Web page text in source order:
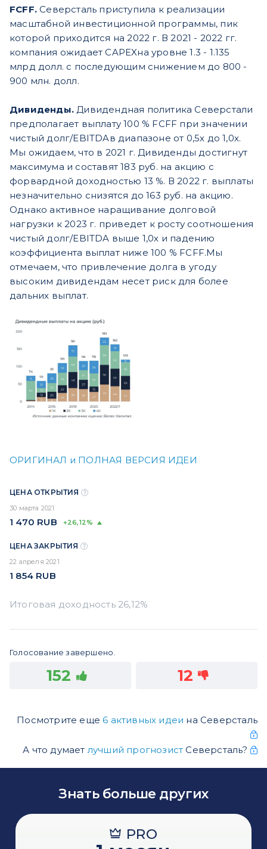
FCFF.Северсталь приступила к реализации
масштабной инвестиционной программы, пик
которой приходится на 2022 г. В 2021 - 2022 гг.
компания ожидает CAPEXна уровне 1.3 - 1.135
млрд долл. с последующим снижением до 800 -
900 млн. долл.
Дивиденды. Дивидендная политика Северстали
предполагает выплату 100 % FCFF при значении
чистый долг/EBITDAв диапазоне от 0,5х до 1,0х.
Мы ожидаем, что в 2021 г. Дивиденды достигнут
максимума и составят 183 руб. на акцию с
форвардной доходностью 13 %. В 2022 г. выплаты
незначительно снизятся до 163 руб. на акцию.
Однако активное наращивание долговой
нагрузки к 2023 г. приведет к росту соотношения
чистый долг/EBITDA выше 1,0х и падению
коэффициента выплат ниже 100 % FCFF.Мы
отмечаем, что привлечение долга в угоду
высоким дивидендам несет риск для более
дальних выплат.
ОРИГИНАЛ и ПОЛНАЯ ВЕРСИЯ ИДЕИ
ЦЕНА ОТКРЫТИЯ
30 марта 2021
1 470 RUB +26,12%
ЦЕНА ЗАКРЫТИЯ
22 апреля 2021
1 854 RUB
Голосование завершено.
152 12
Посмотрите еще6 активных идеи на Северсталь
А что думает лучший прогнозист Северсталь?
Знать больше других
PRO